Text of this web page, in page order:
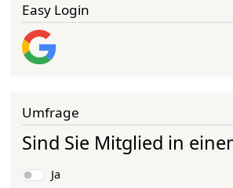
Easy Login
Umfrage
Sind Sie Mitglied in
Choices
Ja